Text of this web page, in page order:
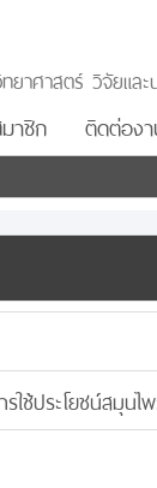
ยาศาสตร์ วิจัยแล
าชิก ติดต่อง
ใช้ประโยชน์สมุน